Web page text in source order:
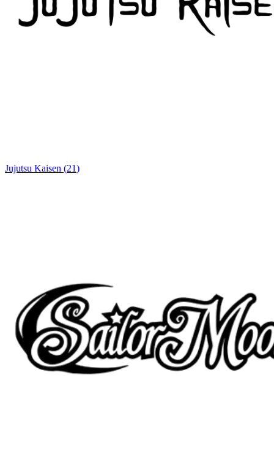
Jujutsu Kaisen (21)